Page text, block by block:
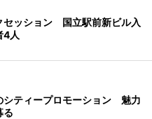
セッション 国立駅前新ビル入
4人
シティープロモーション 魅力
る